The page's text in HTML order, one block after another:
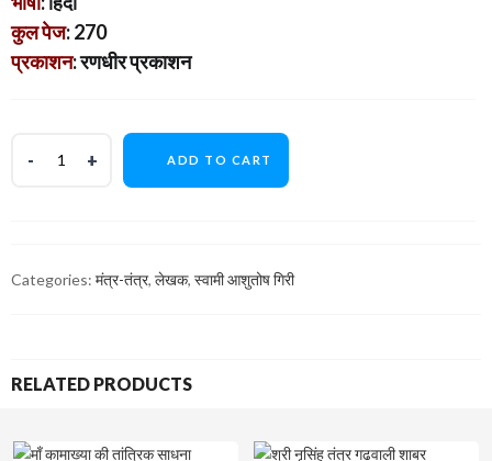
कुल पेज: 270
प्रकाशन: रणधीर प्रकाशन
ADD TO CART
Categories: मंत्र-तंत्र, लेखक, स्वामी आशुतोष गिरी
RELATED PRODUCTS